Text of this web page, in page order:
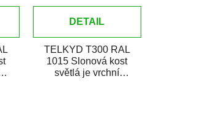
DETAIL
TELKYD T300 RAL
1015 Slonová kost
světlá je vrchní